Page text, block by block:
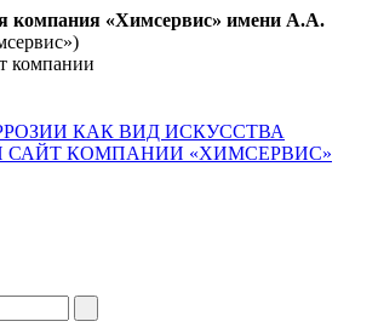
компания «Химсервис» имени А.А.
компании
КАК ВИД ИСКУССТВА
КОМПАНИИ «ХИМСЕРВИС»